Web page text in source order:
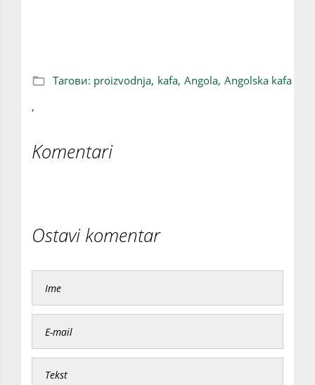
Тагови: proizvodnja, kafa, Angola, Angolska kafa
,
Komentari
Ostavi komentar